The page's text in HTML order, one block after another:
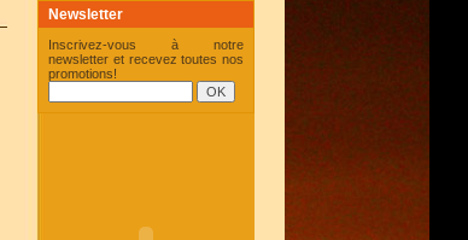
Newsletter
Inscrivez-vous à notre
newsletter et recevez toutes nos
promotions!